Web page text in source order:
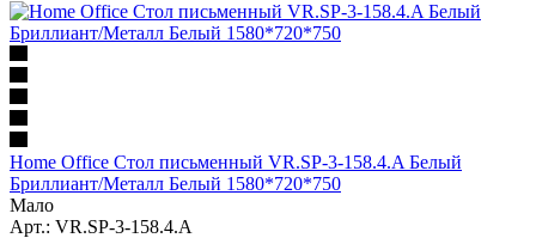
Home Office Стол письменный VR.SP-3-158.4.A Белый
Бриллиант/Металл Белый 1580*720*750
Мало
Арт.: VR.SP-3-158.4.A